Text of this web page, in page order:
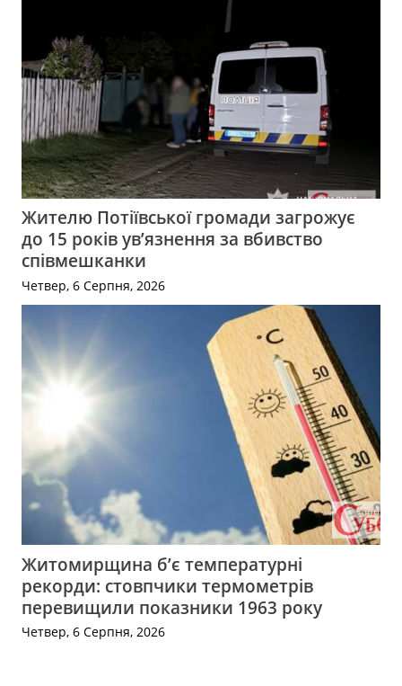
Жителю Потіївської громади загрожує
до 15 років ув’язнення за вбивство
співмешканки
Четвер, 6 Серпня, 2026
Житомирщина б’є температурні
рекорди: стовпчики термометрів
перевищили показники 1963 року
Четвер, 6 Серпня, 2026